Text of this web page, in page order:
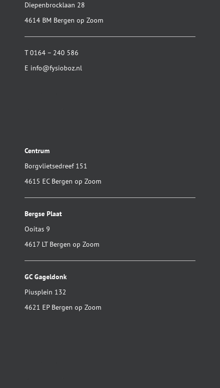
Diepenbrocklaan 28
4614 BM Bergen op Zoom
T0164 – 240 586
E info@fysioboz.nl
Centrum
Borgvlietsedreef 151
4615 EC Bergen op Zoom
Bergse Plaat
Ooitas 9
4617 LT Bergen op Zoom
GC Gageldonk
Piusplein 132
4621 EP Bergen op Zoom